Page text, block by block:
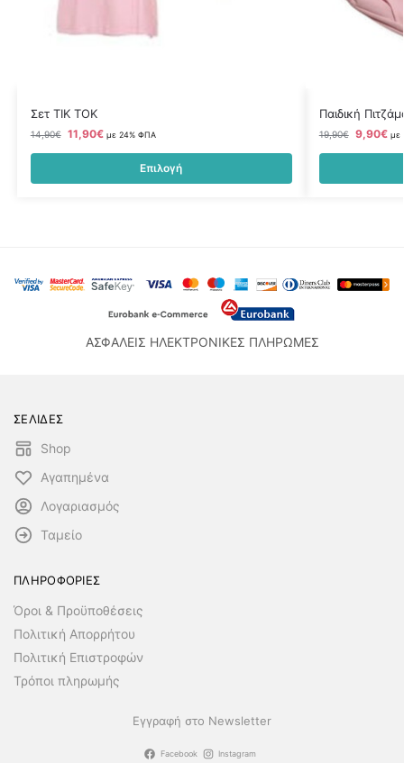
Σετ TIK TOK
14,90€ 11,90€ με 24% ΦΠΑ
Επιλογή
Παιδική
19,90€ 9,90€ με
ΑΣΦΑΛΕΙΣ ΗΛΕΚΤΡΟΝΙΚΕΣ ΠΛΗΡΩΜΕΣ
ΣΕΛΙΔΕΣ
Shop
Αγαπημένα
Λογαριασμός
Ταμείο
ΠΛΗΡΟΦΟΡΙΕΣ
Όροι & Προϋποθέσεις
Πολιτική Απορρήτου
Πολιτική Επιστροφών
Τρόποι πληρωμής
Εγγραφή στο Newsletter
Facebook Instagram